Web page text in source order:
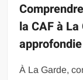
la CAF à
approfondie
À La Garde,